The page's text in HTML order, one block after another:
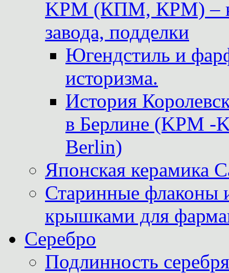
KPM (КПМ, КРМ) –
завода, подделки
Югендстиль и
историзма.
История
в Берлине (KPM -
Berlin)
Японская керамика
Старинные флаконы
крышками для
Серебро
Подлинность